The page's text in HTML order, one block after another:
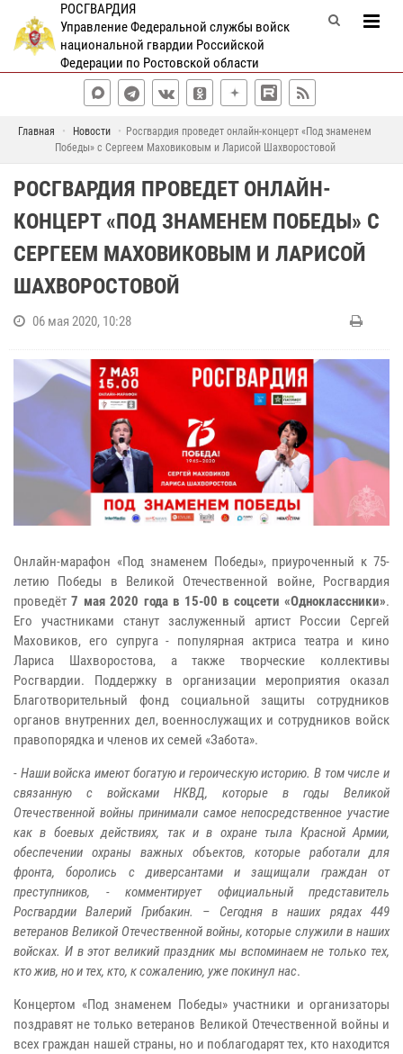
РОСГВАРДИЯ
Управление Федеральной службы войск
национальной гвардии Российской
Федерации по Ростовской области
Главная Новости
Росгвардия проведет онлайн-концерт «Под знаменем
Победы» с Сергеем Маховиковым и Ларисой Шахворостовой
РОСГВАРДИЯ ПРОВЕДЕТ ОНЛАЙН-
КОНЦЕРТ «ПОД ЗНАМЕНЕМ ПОБЕДЫ» С
СЕРГЕЕМ МАХОВИКОВЫМ И ЛАРИСОЙ
ШАХВОРОСТОВОЙ
06 мая 2020, 10:28
Онлайн-марафон «Под знаменем Победы», приуроченный к 75-
летию Победы в Великой Отечественной войне, Росгвардия
проведёт7 мая 2020 года в 15-00 в соцсети «Одноклассники».
Его участниками станут заслуженный артист России Сергей
Маховиков, его супруга - популярная актриса театра и кино
Лариса Шахворостова, а также творческие коллективы
Росгвардии. Поддержку в организации мероприятия оказал
Благотворительный фонд социальной защиты сотрудников
органов внутренних дел, военнослужащих и сотрудников войск
правопорядка и членов их семей «Забота».
- Наши войска имеют богатую и героическую историю. В том числе и
связанную с войсками НКВД, которые в годы Великой
Отечественной войны принимали самое непосредственное участие
как в боевых действиях, так и в охране тыла Красной Армии,
обеспечении охраны важных объектов, которые работали для
фронта, боролись с диверсантами и защищали граждан от
преступников, - комментирует официальный представитель
Росгвардии Валерий Грибакин. – Сегодня в наших рядах 449
ветеранов Великой Отечественной войны, которые служили в наших
войсках. И в этот великий праздник мы вспоминаем не только тех,
кто жив, но и тех, кто, к сожалению, уже покинул нас.
Концертом «Под знаменем Победы» участники и организаторы
поздравят не только ветеранов Великой Отечественной войны и
всех граждан нашей страны, но и поблагодарят тех, кто находится